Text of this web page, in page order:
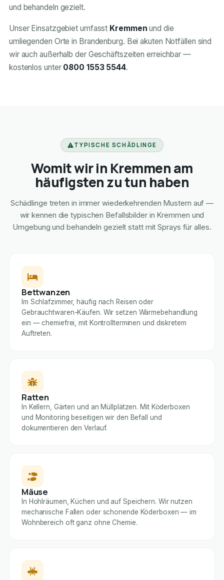
und behandeln gezielt.
Unser Einsatzgebiet umfasst Kremmen und die
umliegenden Orte in Brandenburg. Bei akuten Notfällen sind
wir auch außerhalb der Geschäftszeiten erreichbar —
kostenlos unter 0800 1553 5544.
TYPISCHE SCHÄDLINGE
Womit wir in Kremmen am
häufigsten zu tun haben
Schädlinge treten in immer wiederkehrenden Mustern auf —
wir kennen die typischen Befallsbilder in Kremmen und
Umgebung und behandeln gezielt statt mit Sprays für alles.
Bettwanzen
Im Schlafzimmer, häufig nach Reisen oder
Gebrauchtwaren-Käufen. Wir setzen Wärmebehandlung
ein — chemiefrei, mit Kontrollterminen und diskretem
Auftreten.
Ratten
In Kellern, Gärten und an Müllplätzen. Mit Köderboxen
und Monitoring beseitigen wir den Befall und
dokumentieren den Verlauf.
Mäuse
In Hohlräumen, Küchen und auf Speichern. Wir nutzen
mechanische Fallen oder schonende Köderboxen — im
Wohnbereich oft ganz ohne Chemie.